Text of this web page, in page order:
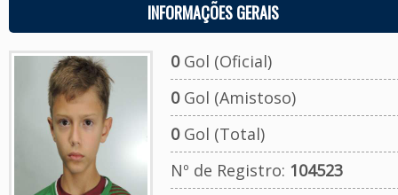
INFORMAÇÕES GERAIS
0Gol (Oficial)
0Gol (Amistoso)
0Gol (Total)
Nº de Registro: 104523